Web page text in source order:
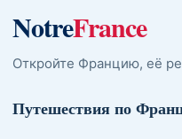
NotreFrance
Откройте Францию, её
Путешествия по